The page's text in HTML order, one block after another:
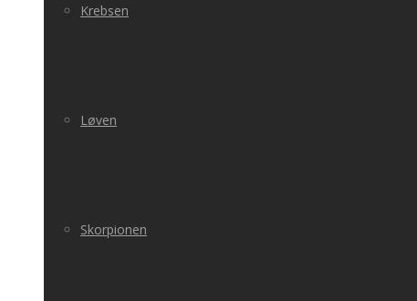
Krebsen
Løven
Skorpionen